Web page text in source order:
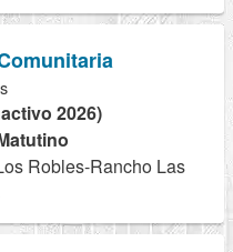
2026)
Robles-Rancho Las